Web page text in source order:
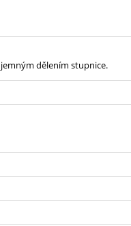
dělením stupnice.